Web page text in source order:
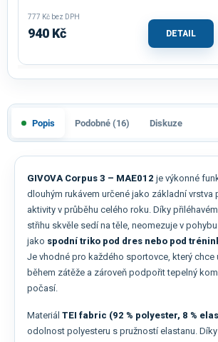
777 Kč bez DPH
940 Kč DETAIL
Popis Podobné (16) Diskuze
GIVOVA Corpus 3 – MAE012 je výkonné
dlouhým rukávem určené jako základní vrstva
aktivity v průběhu celého roku. Díky
střihu skvěle sedí na těle, neomezuje v
jako spodní triko pod dres nebo pod
Je vhodné pro každého sportovce, který
během zátěže a zároveň podpořit tepelný
počasí.
Materiál TEI fabric (92 % polyester, 8 %
odolnost polyesteru s pružností elastanu.